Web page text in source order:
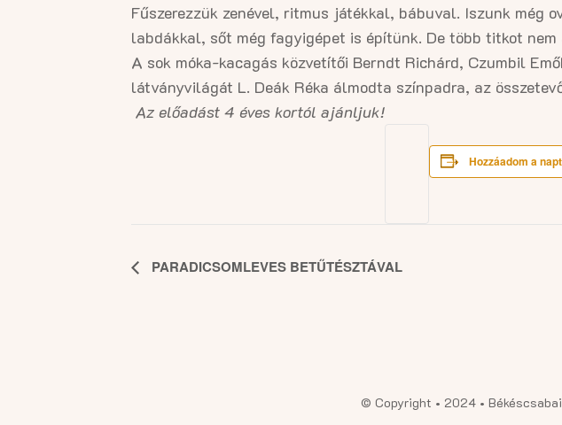
Fűszerezzük zenével, ritmus játékkal, bábuval. Iszunk még
labdákkal, sőt még fagyigépet is építünk. De több titkot
A sok móka-kacagás közvetítői Berndt Richárd, Czumbil
látványvilágát L. Deák Réka álmodta színpadra, az
Az előadást 4 éves kortól ajánljuk!
Hozzáadom a
Esemény
navigáció
PARADICSOMLEVES BETŰTÉSZTÁVAL
© Copyright • 2024 •